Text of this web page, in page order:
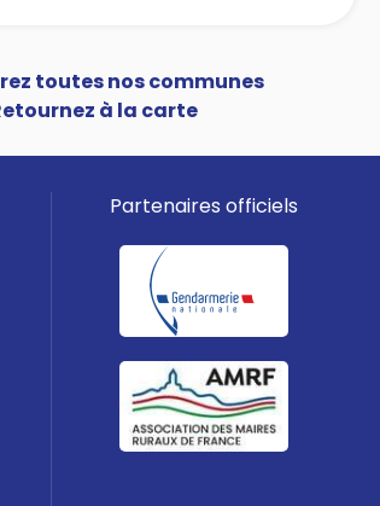
toutes nos communes
à la carte
Partenaires officiels